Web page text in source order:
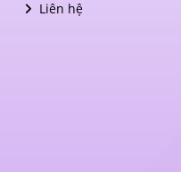
Liên hệ